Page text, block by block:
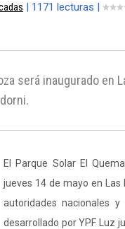
| 1171 lecturas |
será inaugurado en
El Parque Solar El
jueves 14 de mayo en Las
autoridades nacionales y
desarrollado por YPF Luz